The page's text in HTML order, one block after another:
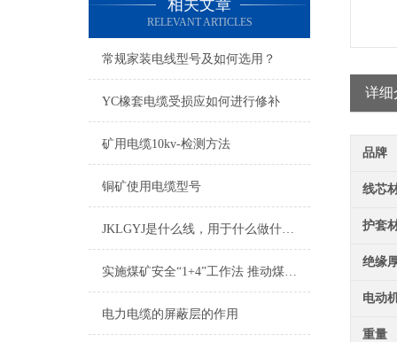
相关文章
RELEVANT ARTICLES
常规家装电线型号及如何选用？
YC橡套电缆受损应如何进行修补
矿用电缆10kv-检测方法
铜矿使用电缆型号
JKLGYJ是什么线，用于什么做什么的
实施煤矿安全“1+4”工作法 推动煤矿安全发展
电力电缆的屏蔽层的作用
详细
品牌
线芯
护套
绝缘
电动
重量